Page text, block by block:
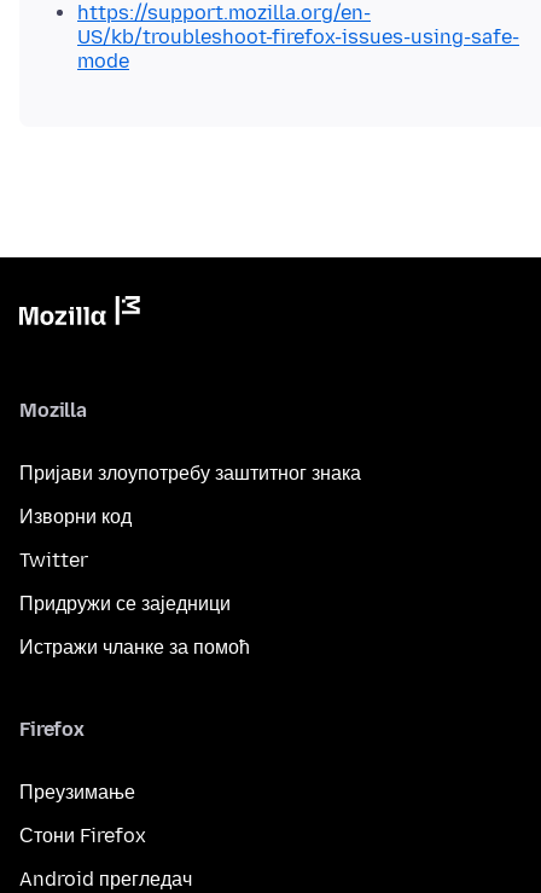
https://support.mozilla.org/en-
US/kb/troubleshoot-firefox-issues-using-safe-
mode
Mozilla
Пријави злоупотребу заштитног знака
Изворни код
Twitter
Придружи се заједници
Истражи чланке за помоћ
Firefox
Преузимање
Стони Firefox
Android прегледач